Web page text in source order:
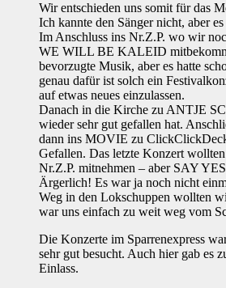
Wir entschieden uns somit für das
Ich kannte den Sänger nicht, aber
Im Anschluss ins Nr.Z.P. wo wir
WE WILL BE KALEID
bevorzugte Musik, aber es hatte
genau dafür ist solch ein
auf etwas neues einzulassen.
Danach in die Kirche zu ANTJE
wieder sehr gut gefallen hat.
dann ins MOVIE zu
Gefallen. Das letzte Konzert
Nr.Z.P. mitnehmen – aber SAY
Ärgerlich! Es war ja noch nicht
Weg in den Lokschuppen wollten
war uns einfach zu weit weg vom
Die Konzerte im Sparrenexpress
sehr gut besucht. Auch hier gab es
Einlass.